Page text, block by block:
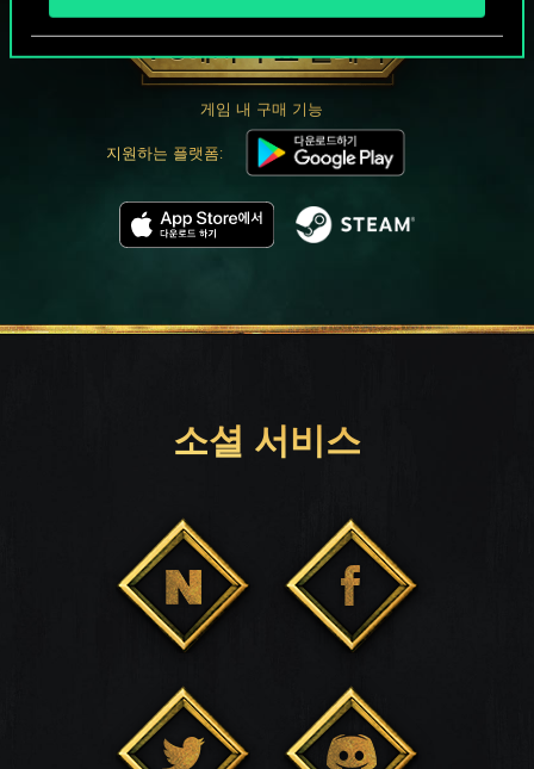
PC에서 무료 플레이
게임 내 구매 기능
지원하는 플랫폼:
소셜 서비스